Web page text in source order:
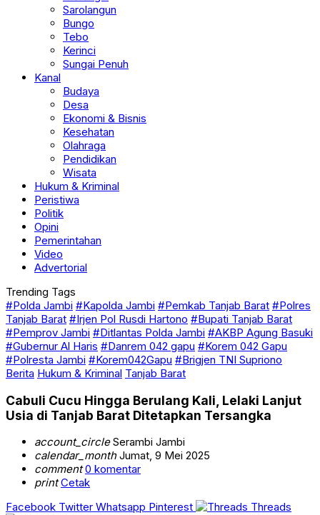
Sarolangun
Bungo
Tebo
Kerinci
Sungai Penuh
Kanal
Budaya
Desa
Ekonomi & Bisnis
Kesehatan
Olahraga
Pendidikan
Wisata
Hukum & Kriminal
Peristiwa
Politik
Opini
Pemerintahan
Video
Advertorial
Trending Tags
#Polda Jambi #Kapolda Jambi #Pemkab Tanjab Barat #Polres
Tanjab Barat #Irjen Pol Rusdi Hartono #Bupati Tanjab Barat
#Pemprov Jambi #Ditlantas Polda Jambi #AKBP Agung Basuki
#Gubernur Al Haris #Danrem 042 gapu #Korem 042 Gapu
#Polresta Jambi #Korem042Gapu #Brigjen TNI Supriono
Berita Hukum & Kriminal Tanjab Barat
Cabuli Cucu Hingga Berulang Kali, Lelaki Lanjut
Usia di Tanjab Barat Ditetapkan Tersangka
account_circleSerambi Jambi
calendar_monthJumat, 9 Mei 2025
comment 0 komentar
print Cetak
Facebook Twitter Whatsapp Pinterest Threads